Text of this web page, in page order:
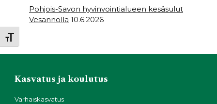
Toggle Font size
Pohjois-Savon hyvinvointialueen kesäsulut
Vesannolla 10.6.2026
Kasvatus ja koulutus
Varhaiskasvatus